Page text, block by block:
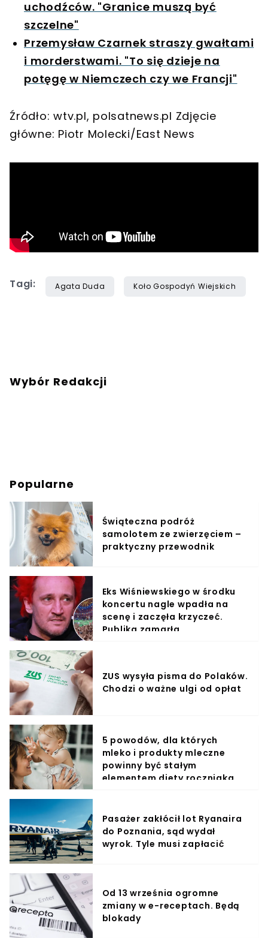
uchodźców. "Granice muszą być
szczelne"
Przemysław Czarnek straszy gwałtami
i morderstwami. "To się dzieje na
potęgę w Niemczech czy we Francji"
Źródło: wtv.pl, polsatnews.pl Zdjęcie
główne: Piotr Molecki/East News
Tagi: Agata Duda Koło Gospodyń Wiejskich
Wybór Redakcji
Popularne
Świąteczna podróż
samolotem ze zwierzęciem –
praktyczny przewodnik
Eks Wiśniewskiego w środku
koncertu nagle wpadła na
scenę i zaczęła krzyczeć.
Publika zamarła
ZUS wysyła pisma do Polaków.
Chodzi o ważne ulgi od opłat
5 powodów, dla których
mleko i produkty mleczne
powinny być stałym
elementem diety roczniaka
Pasażer zakłócił lot Ryanaira
do Poznania, sąd wydał
wyrok. Tyle musi zapłacić
Od 13 września ogromne
zmiany w e-receptach. Będą
blokady